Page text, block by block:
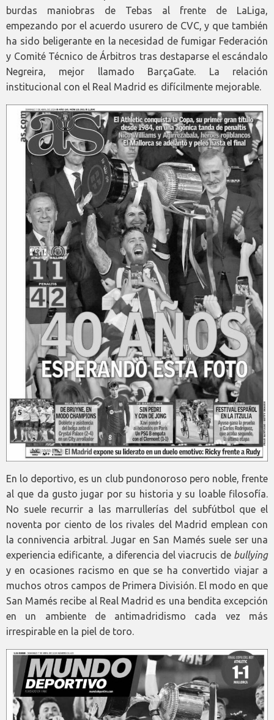
burdas maniobras de Tebas al frente de LaLiga,
empezando por el acuerdo usurero de CVC, y que también
ha sido beligerante en la necesidad de fumigar Federación
y Comité Técnico de Árbitros tras destaparse el escándalo
Negreira, mejor llamado BarçaGate. La relación
institucional con el Real Madrid es difícilmente mejorable.
En lo deportivo, es un club pundonoroso pero noble, frente
al que da gusto jugar por su historia y su loable filosofía.
No suele recurrir a las marrullerías del subfútbol que el
noventa por ciento de los rivales del Madrid emplean con
la connivencia arbitral. Jugar en San Mamés suele ser una
experiencia edificante, a diferencia del viacrucis de bullying
y en ocasiones racismo en que se ha convertido viajar a
muchos otros campos de Primera División. El modo en que
San Mamés recibe al Real Madrid es una bendita excepción
en un ambiente de antimadridismo cada vez más
irrespirable en la piel de toro.